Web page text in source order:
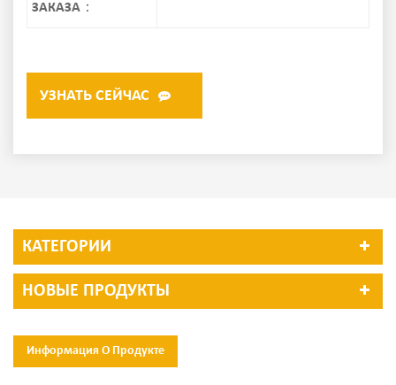
ЗАКАЗА：
УЗНАТЬ СЕЙЧАС
КАТЕГОРИИ
НОВЫЕ ПРОДУКТЫ
Информация О Продукте